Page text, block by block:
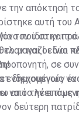
την απόκτησή
αυτή του
που στην
και οι δύο
τον ίδιο και
το μαγαζί είναι
σε
δημιουργούν
από την
ενδεχομένως να
να το λέει πως
δεύτερη